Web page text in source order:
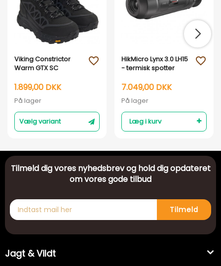
Viking Constrictor
Warm GTX SC
1.899,00 DKK
På lager
Vælg variant
favorite_outline
HikMicro Lynx 3.0 LH15
- termisk spotter
7.049,00 DKK
På lager
Læg i kurv
favorite_outline
Tilmeld dig vores nyhedsbrev og hold dig opdateret
om vores gode tilbud
Tilmeld
Jagt & Vildt